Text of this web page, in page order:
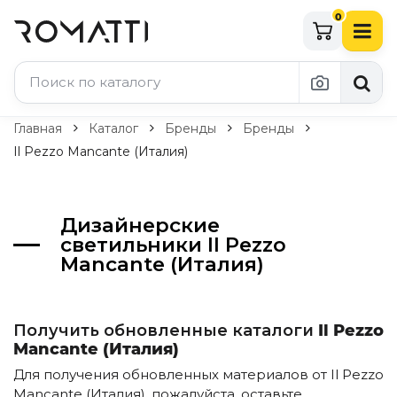
0
Каталог Romatti
Свет и освещение
Подвесные светильники
Люстры
Потолочные светильники
Торшеры
Технический свет
Уличное освещение
Комплектующие
Главная Каталог Бренды
Бренды
Il Pezzo Mancante (Италия)
Дизайнерские
светильники Il Pezzo
Mancante (Италия)
Получить обновленные каталоги Il Pezzo
Mancante (Италия)
Для получения обновленных материалов от Il Pezzo